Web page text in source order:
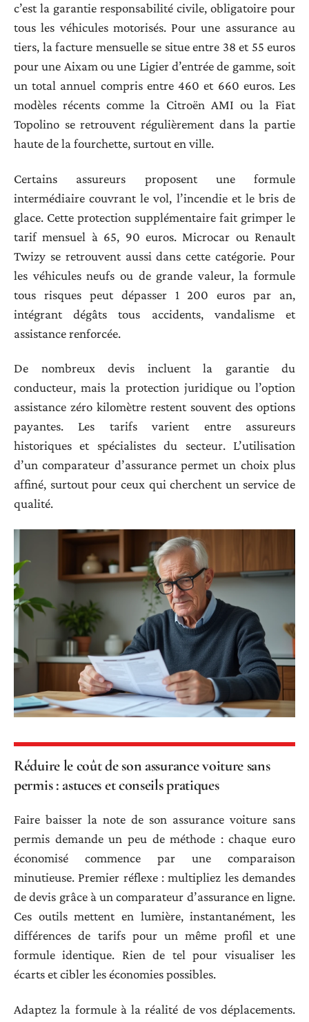
c’est la garantie responsabilité civile, obligatoire pour
tous les véhicules motorisés. Pour une assurance au
tiers, la facture mensuelle se situe entre 38 et 55 euros
pour une Aixam ou une Ligier d’entrée de gamme, soit
un total annuel compris entre 460 et 660 euros. Les
modèles récents comme la Citroën AMI ou la Fiat
Topolino se retrouvent régulièrement dans la partie
haute de la fourchette, surtout en ville.
Certains assureurs proposent une formule
intermédiaire couvrant le vol, l’incendie et le bris de
glace. Cette protection supplémentaire fait grimper le
tarif mensuel à 65, 90 euros. Microcar ou Renault
Twizy se retrouvent aussi dans cette catégorie. Pour
les véhicules neufs ou de grande valeur, la formule
tous risques peut dépasser 1 200 euros par an,
intégrant dégâts tous accidents, vandalisme et
assistance renforcée.
De nombreux devis incluent la garantie du
conducteur, mais la protection juridique ou l’option
assistance zéro kilomètre restent souvent des options
payantes. Les tarifs varient entre assureurs
historiques et spécialistes du secteur. L’utilisation
d’un comparateur d’assurance permet un choix plus
affiné, surtout pour ceux qui cherchent un service de
qualité.
Réduire le coût de son assurance voiture sans
permis : astuces et conseils pratiques
Faire baisser la note de son assurance voiture sans
permis demande un peu de méthode : chaque euro
économisé commence par une comparaison
minutieuse. Premier réflexe : multipliez les demandes
de devis grâce à un comparateur d’assurance en ligne.
Ces outils mettent en lumière, instantanément, les
différences de tarifs pour un même profil et une
formule identique. Rien de tel pour visualiser les
écarts et cibler les économies possibles.
Adaptez la formule à la réalité de vos déplacements.